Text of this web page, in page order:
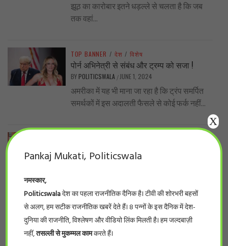
झूठ का कारोबार इतने धड़ल्ले से चलता है कि जब
तक वहां...
TOP BANNER / देश / विशेष
पोर्न अभिनेत्री से संबंध और ट्रम्प को सजा !
BY POLITICSWALA / JUNE 1, 2024
अमरीका में यह भी माना जा रहा है कि ट्रंप समर्पित
समर्थकों में इस अदालती फैसले से कोई फर्क नहीं...
नर्सिंग घोटाला… प्रदेश के 66 फर्जी नर्सिंग कॉलेजों
की सूची देखिये
बाद आखिर फर्जी नर्सिंग कॉलेजों की सूची सामने आ
ही गई। इंडियन नर्सिंग काउंसिलके...
Pankaj Mukati, Politicswala
नमस्कार,
Politicswalaदेश का पहला राजनीतिक दैनिक है। टीवी की शोरभरी बहसों
से अलग, हम सटीक राजनीतिक खबरें देते हैं। 8 पन्नों के इस दैनिक में देश-
दुनिया की राजनीति, विश्लेषण और वीडियो लिंक मिलती है। हम जल्दबाज़ी
नहीं,तसल्ली से मुकम्मल कामकरते हैं।
X